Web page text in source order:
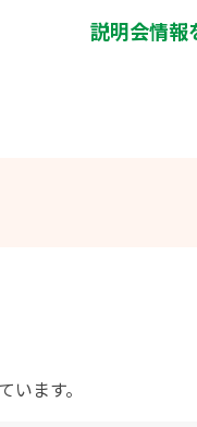
説明会情報
ます。